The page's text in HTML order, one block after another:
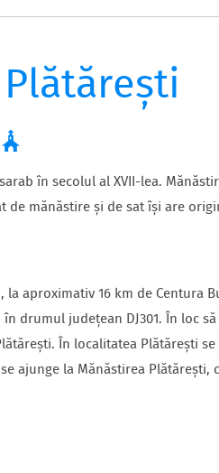
în secolul al XVII-lea.
mănăstire și de sat își are
aproximativ 16 km de Centura
drumul județean DJ301. În loc
În localitatea Plătărești
la Mănăstirea Plătărești,